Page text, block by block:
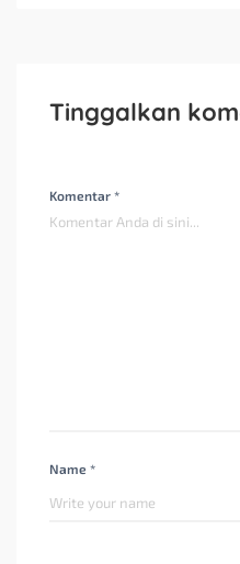
Tinggalkan
Komentar *
Name *